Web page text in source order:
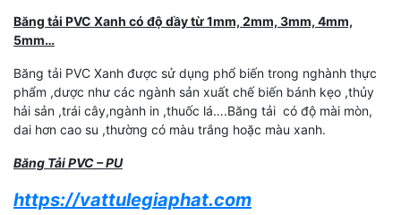
Băng tải PVC Xanh có độ dầy từ 1mm, 2mm, 3mm, 4mm,
5mm…
Băng tải PVC Xanh được sử dụng phổ biến trong nghành thực
phẩm ,dược như các ngành sản xuất chế biến bánh kẹo ,thủy
hải sản ,trái cây,ngành in ,thuốc lá….Băng tải có độ mài mòn,
dai hơn cao su ,thường có màu trắng hoặc màu xanh.
Băng Tải PVC – PU
https://vattulegiaphat.com